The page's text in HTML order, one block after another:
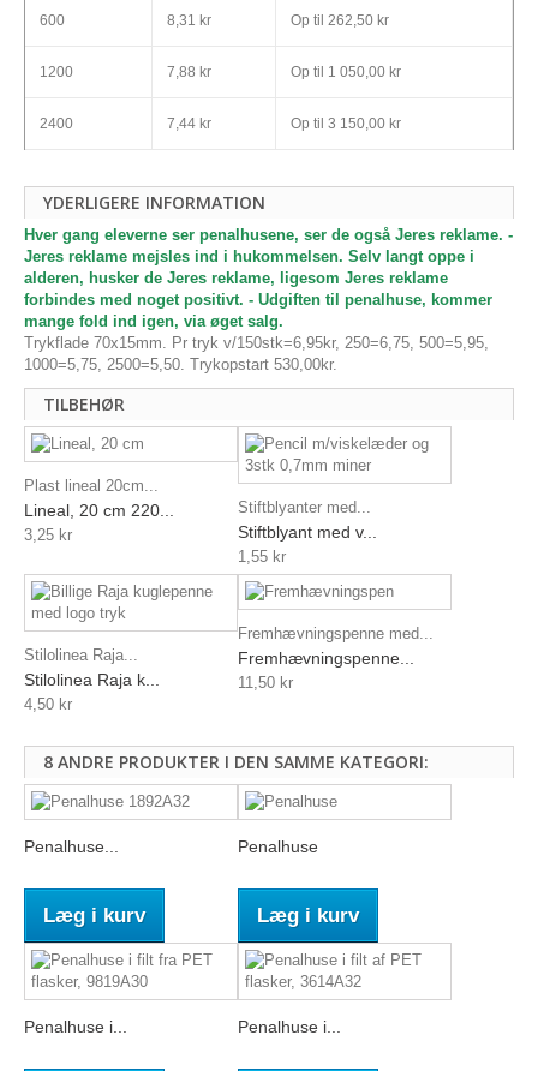
600 8,31 kr Op til 262,50 kr
1200 7,88 kr Op til 1 050,00 kr
2400 7,44 kr Op til 3 150,00 kr
YDERLIGERE INFORMATION
Hver gang eleverne ser penalhusene, ser de også Jeres reklame. -
Jeres reklame mejsles ind i hukommelsen. Selv langt oppe i
alderen, husker de Jeres reklame, ligesom Jeres reklame
forbindes med noget positivt. - Udgiften til penalhuse, kommer
mange fold ind igen, via øget salg.
Trykflade 70x15mm. Pr tryk v/150stk=6,95kr, 250=6,75, 500=5,95,
1000=5,75, 2500=5,50. Trykopstart 530,00kr.
TILBEHØR
Plast lineal 20cm...
Lineal, 20 cm 220...
3,25 kr
Stiftblyanter med...
Stiftblyant med v...
1,55 kr
Stilolinea Raja...
Stilolinea Raja k...
4,50 kr
Fremhævningspenne med...
Fremhævningspenne...
11,50 kr
8 ANDRE PRODUKTER I DEN SAMME KATEGORI:
Penalhuse...
Læg i kurv
Penalhuse
Læg i kurv
Penalhuse i... Penalhuse i...